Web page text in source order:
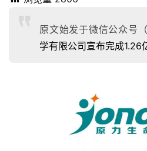
原文始发于微信公众号（
学有限公司宣布完成1.26